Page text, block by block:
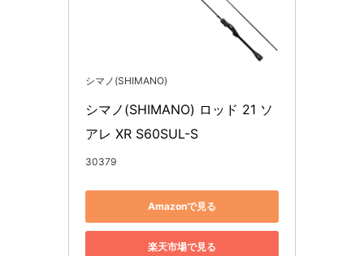
シマノ(SHIMANO)
シマノ(SHIMANO) ロッド 21 ソ
アレ XR S60SUL-S
30379
Amazonで見る
楽天市場で見る